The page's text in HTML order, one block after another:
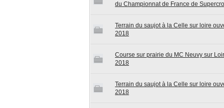
du Championnat de France de
Terrain du saujot à la Celle sur loire
2018
Course sur prairie du MC Neuvy sur
2018
Terrain du saujot à la Celle sur loire
2018